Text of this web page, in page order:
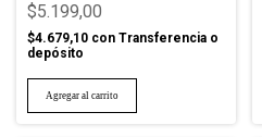
$5.199,00
$4.679,10 con Transferencia o
depósito